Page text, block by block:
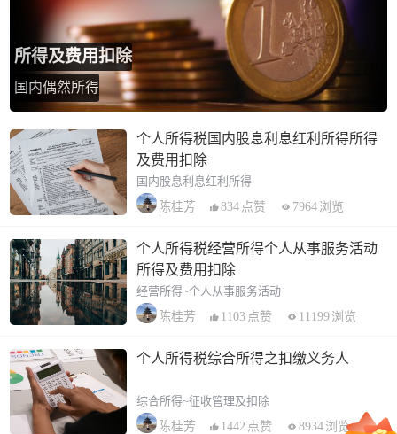
所得及费用扣除
国内偶然所得
个人所得税国内股息利息红利所得所得
及费用扣除
国内股息利息红利所得
陈桂芳
834 点赞 7964 浏览
个人所得税经营所得个人从事服务活动
所得及费用扣除
经营所得~个人从事服务活动
陈桂芳
1103 点赞 11199 浏览
个人所得税综合所得之扣缴义务人
综合所得~征收管理及扣除
陈桂芳
1442 点赞 8934 浏览